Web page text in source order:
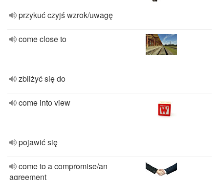
przykuć czyjś wzrok/uwagę
come close to
zbliżyć się do
come into view
pojawić się
come to a compromise/an
agreement